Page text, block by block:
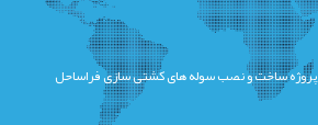
پروژه ساخت و نصب سوله های کشتی سازی فراساحل